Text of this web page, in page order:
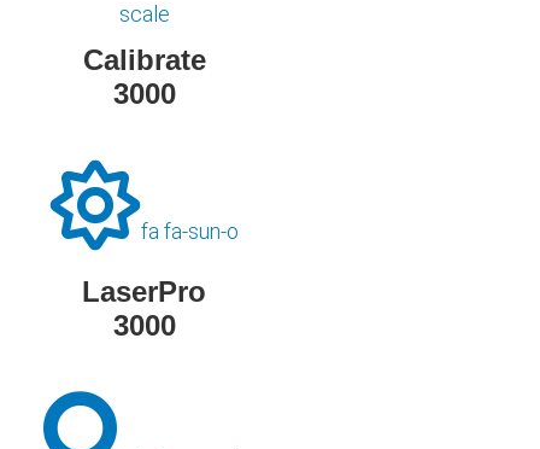
scale
Calibrate
3000
fa fa-sun-o
LaserPro
3000